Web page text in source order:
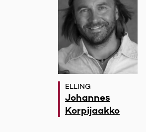
ELLING
Johannes
Korpijaakko